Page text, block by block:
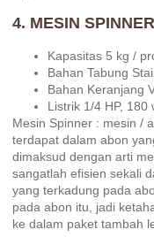
4. MESIN SPINNER
Kapasitas 5 kg /
Bahan Tabung
Bahan Keranjang
Listrik 1/4 HP, 180
Mesin Spinner : mesin /
terdapat dalam abon
dimaksud dengan arti
sangatlah efisien sekali
yang terkadung pada
pada abon itu, jadi
ke dalam paket tambah